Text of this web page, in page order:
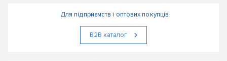
Для підприємств і оптових покупців
В2В каталог